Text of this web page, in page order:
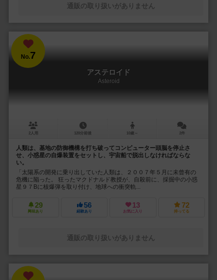
通販の取り扱いがありません
No.7
アステロイド
Asteroid
2人用 120分前後 10歳～ 2件
人類は、基地の防御機構を打ち破ってコンピューター頭脳を停止さ
せ、小惑星の自爆装置をセットし、宇宙船で脱出しなければならな
い。
「太陽系の開発に乗り出していた人類は、２００７年５月に未曾有の
危機に陥った。 狂ったマクドナルド教授が、自殺前に、採掘中の小惑
星９７Bに核爆弾を取り付け、地球への衝突軌...
29
興味あり
56
経験あり
13
お気に入り
72
持ってる
通販の取り扱いがありません